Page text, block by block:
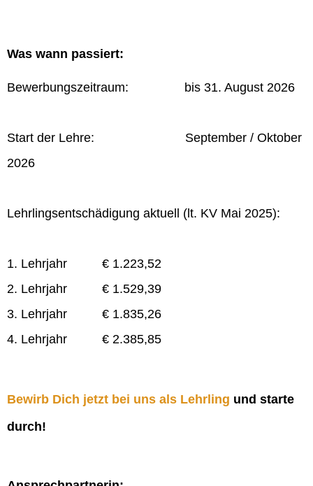
Was wann passiert:
Bewerbungszeitraum: bis 31. August 2026
Start der Lehre: September / Oktober
2026
Lehrlingsentschädigung aktuell (lt. KV Mai 2025):
1. Lehrjahr € 1.223,52
2. Lehrjahr € 1.529,39
3. Lehrjahr € 1.835,26
4. Lehrjahr € 2.385,85
Bewirb Dich jetzt bei uns als Lehrling und starte
durch!